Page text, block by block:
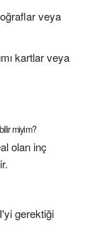
veya
kartlar veya
miyim?
olan inç
gerektiği